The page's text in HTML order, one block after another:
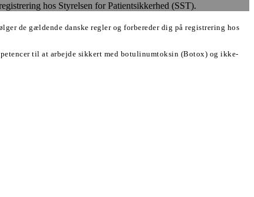
hos Styrelsen for Patientsikkerhed (SST).
de gældende danske regler og forbereder dig på registrering hos
til at arbejde sikkert med botulinumtoksin (Botox) og ikke-